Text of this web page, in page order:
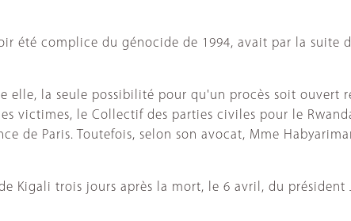
été complice du génocide de 1994, avait par la
elle, la seule possibilité pour qu'un procès soit ouvert
victimes, le Collectif des parties civiles pour le
de Paris. Toutefois, selon son avocat, Mme
Kigali trois jours après la mort, le 6 avril, du